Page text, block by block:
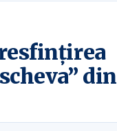
din